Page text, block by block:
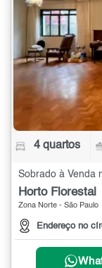
4 quartos
Sobrado à Venda
Horto Florestal
Zona Norte - São Paulo
Endereço no